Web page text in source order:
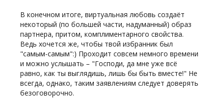
В конечном итоге, виртуальная любовь создаёт
некоторый (по большей части, надуманный) образ
партнера, притом, комплиментарного свойства.
Ведь хочется же, чтобы твой избранник был
"самым-самым":) Проходит совсем немного времени
и можно услышать – "Господи, да мне уже всё
равно, как ты выглядишь, лишь бы быть вместе!" Не
всегда, однако, таким заявлениям следует доверять
безоговорочно.